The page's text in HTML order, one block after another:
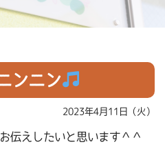
ンニン
2023年4月11日（火）
伝えしたいと思います＾＾